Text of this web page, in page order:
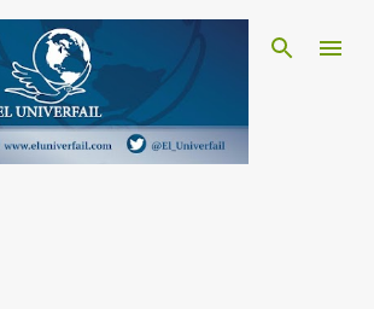
Ir al contenido principal